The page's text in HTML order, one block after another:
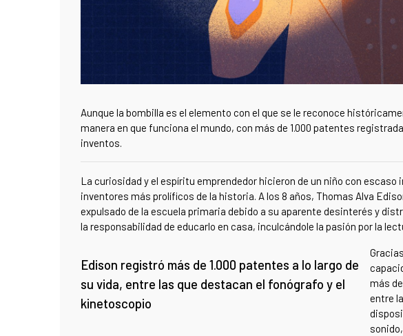
Aunque la bombilla es el elemento con el que se le reconoce
manera en que funciona el mundo, con más de 1.000 patentes
inventos.
La curiosidad y el espíritu emprendedor hicieron de un niño con escaso
inventores más prolíficos de la historia. A los 8 años, Thomas Alva
expulsado de la escuela primaria debido a su aparente desinterés y
la responsabilidad de educarlo en casa, inculcándole la pasión por la
Edison registró más de 1.000 patentes a lo largo de
su vida, entre las que destacan el fonógrafo y el
kinetoscopio
más
entre